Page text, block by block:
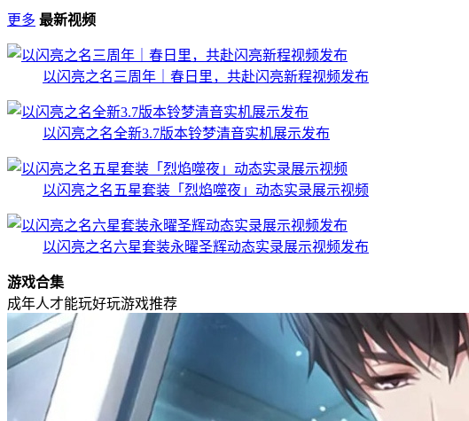
更多 最新视频
以闪亮之名三周年｜春日里，共赴闪亮新程视频发布
以闪亮之名全新3.7版本铃梦清音实机展示发布
以闪亮之名五星套装「烈焰噬夜」动态实录展示视频
以闪亮之名六星套装永曜圣辉动态实录展示视频发布
游戏合集
成年人才能玩好玩游戏推荐